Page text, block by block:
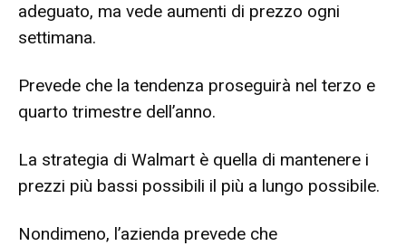
adeguato, ma vede aumenti di prezzo ogni
settimana.
Prevede che la tendenza proseguirà nel terzo e
quarto trimestre dell’anno.
La strategia di Walmart è quella di mantenere i
prezzi più bassi possibili il più a lungo possibile.
Nondimeno, l’azienda prevede che